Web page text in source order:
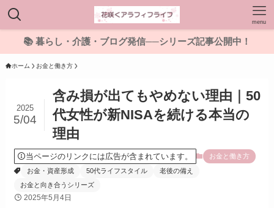
menu
📚 暮らし・介護・ブログ発信──シリーズ記事公開中！
ホーム お金と働き方
含み損が出てもやめない理由｜50
代女性が新NISAを続ける本当の
理由
2025
5/04
当ページのリンクには広告が含まれています。
お金と働き方
お金・資産形成
50代ライフスタイル
老後の備え
お金と向き合うシリーズ
2025年5月4日